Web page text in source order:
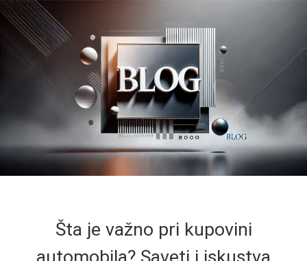
Šta je važno pri kupovini